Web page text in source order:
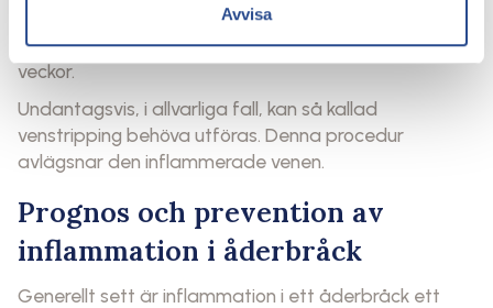
Avvisa
Om en sådan behandling fungerar kommer
inflammationen normalt sett lägga sig inom ett par
veckor.
Undantagsvis, i allvarliga fall, kan så kallad
venstripping behöva utföras. Denna procedur
avlägsnar den inflammerade venen.
Prognos och prevention av
inflammation i åderbråck
Generellt sett är inflammation i ett åderbråck ett